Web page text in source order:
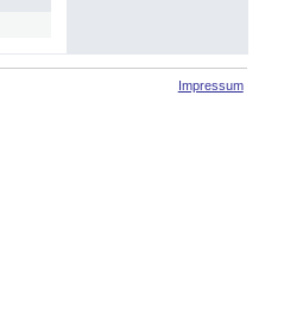
Impressum